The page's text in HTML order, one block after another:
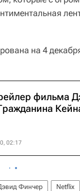
на 4
фильма
02:17
Финчер Netflix